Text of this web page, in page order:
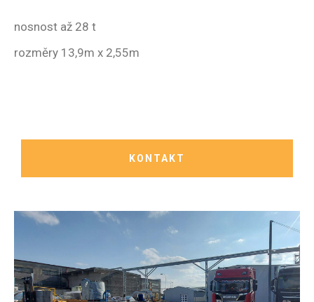
nosnost až 28 t
rozměry 13,9m x 2,55m
KONTAKT